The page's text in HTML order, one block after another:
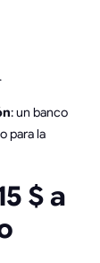
: un banco
para la
$ a